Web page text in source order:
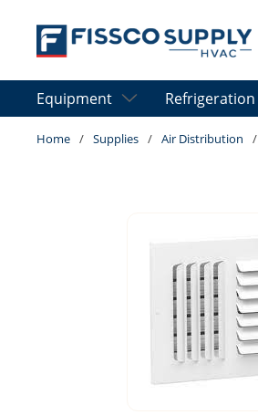
Skip to main content
Equipment Refrigeration
Home / Supplies / Air Distribution /